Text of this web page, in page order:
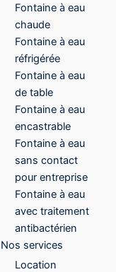
Fontaine à eau
chaude
Fontaine à eau
réfrigérée
Fontaine à eau
de table
Fontaine à eau
encastrable
Fontaine à eau
sans contact
pour entreprise
Fontaine à eau
avec traitement
antibactérien
Nos services
Location